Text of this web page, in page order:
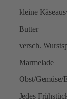
kleine
Butter
versch.
Marmelade
Obst/Gemüse/
Jedes